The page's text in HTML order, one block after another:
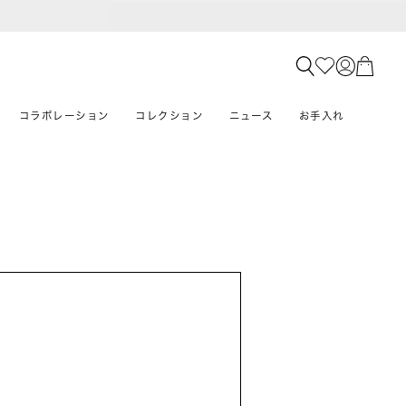
コラボレーション コレクション ニュース お手入れ